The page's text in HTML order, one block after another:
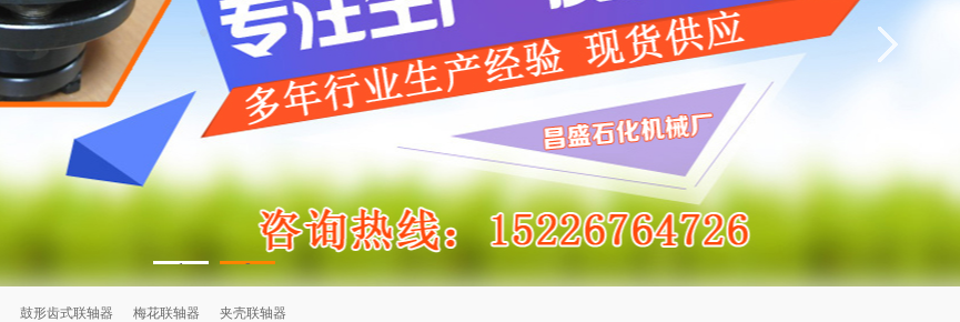
1 2
鼓形齿式联轴器 梅花联轴器 夹壳联轴器